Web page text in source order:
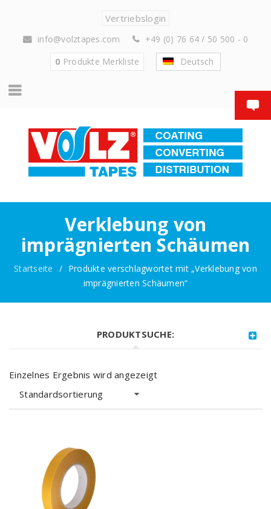
Vertriebslogin
info@volztapes.com
+49 (0) 76 64 / 50 500 - 0
0 Produkte Merkliste Deutsch
Verklebung von
imprägnierten Schäumen
Startseite / Produkte verschlagwortet mit „Verklebung von
imprägnierten Schäumen“
PRODUKTSUCHE:
Einzelnes Ergebnis wird angezeigt
Standardsortierung